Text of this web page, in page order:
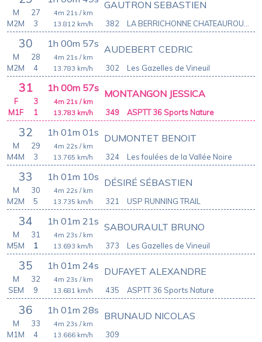
382
GAUTRON SEBASTIEN
4m 21s / km
13.812 km/h
M
27
M2M
3
30 1h 00m 57s
302
AUDEBERT CEDRIC
4m 21s / km
13.783 km/h
M
28
M2M
4 Les Gazelles de Vineuil
31 1h 00m 57s
349
MONTANGON JESSICA
4m 21s / km
13.783 km/h
F
3
M1F
1 ASPTT 36 Sports Nature
32 1h 01m 01s
324
DUMONTET BENOIT
4m 22s / km
13.765 km/h
M
29
M4M
3 Les foulées de la Vallée Noire
33 1h 01m 10s
321
DÉSIRÉ SÉBASTIEN
4m 22s / km
13.735 km/h
M
30
M2M
5 USP RUNNING TRAIL
34 1h 01m 21s
373
SABOURAULT BRUNO
4m 23s / km
13.693 km/h
M
31
M5M
1 Les Gazelles de Vineuil
35 1h 01m 24s
435
DUFAYET ALEXANDRE
4m 23s / km
13.681 km/h
M
32
SEM
9 ASPTT 36 Sports Nature
36 1h 01m 28s
309
BRUNAUD NICOLAS
4m 23s / km
13.666 km/h
M
33
M1M
4